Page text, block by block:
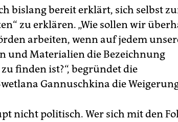
bislang bereit erklärt, sich selbst
zu erklären. „Wie sollen wir
arbeiten, wenn auf jedem
und Materialien die Bezeichnung
finden ist?“, begründet die
Gannuschkina die
nicht politisch. Wer sich mit den